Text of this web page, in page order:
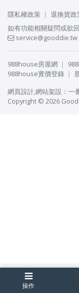
操作
隱私權政策 退換貨政
如有功能相關疑問或欲
service@gooddie.tw
988house房屋網
988house實價登錄
網頁設計,網站架設 ： 一
Copyright © 2026